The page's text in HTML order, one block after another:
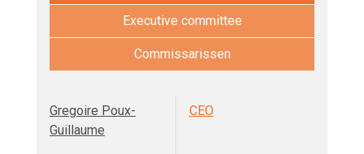
Executive committee
Commissarissen
Gregoire Poux-
Guillaume
CEO